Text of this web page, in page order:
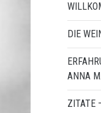
DIE
ANNA
ZITATE